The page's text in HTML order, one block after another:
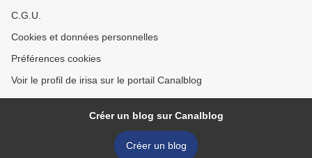
C.G.U.
Cookies et données personnelles
Préférences cookies
Voir le profil de irisa sur le portail Canalblog
Créer un blog sur Canalblog
Créer un blog